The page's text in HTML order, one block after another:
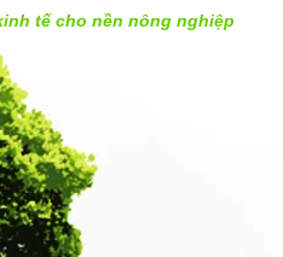
tế cho nền nông nghiệp